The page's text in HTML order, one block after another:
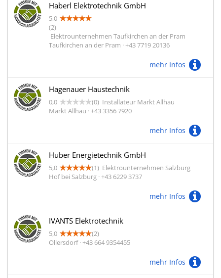
Haberl Elektrotechnik GmbH
5,0
(2)
Elektrounternehmen Taufkirchen an der Pram
Taufkirchen an der Pram · +43 7719 20136
mehr Infos
Hagenauer Haustechnik
0,0 (0) Installateur Markt Allhau
Markt Allhau · +43 3356 7920
mehr Infos
Huber Energietechnik GmbH
5,0 (1) Elektrounternehmen Salzburg
Hof bei Salzburg · +43 6229 3737
mehr Infos
IVANTS Elektrotechnik
5,0
(2)
Ollersdorf · +43 664 9354455
mehr Infos